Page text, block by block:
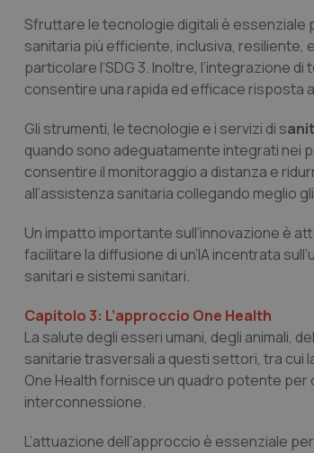
Sfruttare le tecnologie digitali è essenziale
sanitaria più efficiente, inclusiva, resiliente,
particolare l’SDG 3. Inoltre, l’integrazione
consentire una rapida ed efficace risposta
Gli strumenti, le tecnologie e i servizi di s
quando sono adeguatamente integrati nei
consentire il monitoraggio a distanza e
all’assistenza sanitaria collegando meglio
Un impatto importante sull’innovazione è
facilitare la diffusione di un’IA incentrata
sanitari e sistemi sanitari.
Capitolo 3: L’approccio One Health
La salute degli esseri umani, degli animali,
sanitarie trasversali a questi settori, tra cui
One Health fornisce un quadro potente
interconnessione.
L’attuazione dell’approccio è essenziale